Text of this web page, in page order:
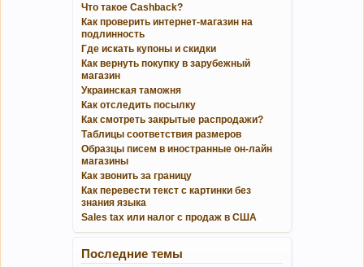
Что такое Cashback?
Как проверить интернет-магазин на
подлинность
Где искать купоны и скидки
Как вернуть покупку в зарубежный
магазин
Украинская таможня
Как отследить посылку
Как смотреть закрытые распродажи?
Таблицы соответствия размеров
Образцы писем в иностранные он-лайн
магазины
Как звонить за границу
Как перевести текст с картинки без
знания языка
Sales tax или налог с продаж в США
Последние темы